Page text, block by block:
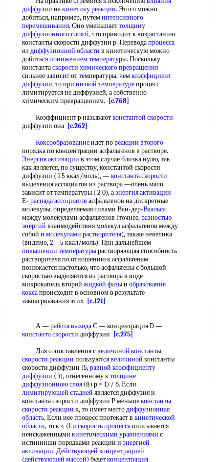
диффузии накинетику реакции. Этого можно
добиться, например, путеминтенсивного
перемешивания. Оно уменьшаеттолщину
диффузионного слояб, что приводит к возрастанию
константы скорости диффузии р. Переводапроцесса
из диффузионной области в кинетическую можно
добитьсяпонижением температуры. Поскольку
константаскорости химического превращения
сильнее зависит от температуры, чемкоэффициент
диффузии, то при низкой температурепроцесс
лимитируется не диффузией, а собственно
химическим превращением.
[c.768]
Коэффициент р называютконстантой скорости
диффузии она [c.262]
Коксообразованиеидет пореакции второго
порядка по концентрации асфальтенов в растворе.
Энергия активации в этом случае близка нулю, так
как является, по существу, константой скорости
диффузии ( 1 5 ккал/моль), —константа скорости
выделения ассоциатов из раствора —очень мало
зависит от температуры ( 2 0), аэнергия активации
Е- распада ассоциатов асфальтенов на дискретные
молекулы, определяемая силами Ван-дер-Ваальса
между молекулами асфальтенов (точнее,разностью
энергий взанмодействня молекул асфальтенов между
собой и молекулами растворителя), также невелика
(видимо, 2—5 ккал/моль). Прн дальнейшем
повышении температурырастворяющая способность
растворителя по отношению к асфальтенам
понижается настолько, что асфальтены с большой
скоростью выделяются из раствора в виде
микрокапель второй жидкой фазыи образование
коксапроисходит в основном в результате
закоксрвывания этих [c.121]
А —работа выходаС — концентрация D —
константа скорости диффузии
[c.275]
Для сопоставления свеличиной константы
скорости реакции пользуютсявеличиной константы
скорости диффузии (5,равной коэффициенту
диффузии ( )), отнесенному ктолщине
диффузионною слоя (й) р = 1) / б. Если
лимитирующей стадией является диффузия и
константа скорости диффузии Р меньшеконстанты
скорости реакции к, то имеет местодиффузионная
область. Если иее процесс протекает в кинетической
области, то к < (1 и скорость процессаописывается
неискаженными кинетическими уравнениями с
истинниши порядками реакции и энергией
активации. Действующей концентрацией
(действующей массой) будетконцентрация